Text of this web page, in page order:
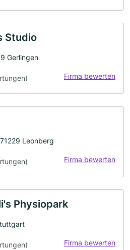
Studio
Gerlingen
Firma bewerten
Leonberg
Firma bewerten
Physiopark
Firma bewerten